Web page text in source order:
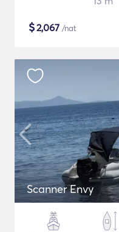
$2,067 /nat
Scanner Envy